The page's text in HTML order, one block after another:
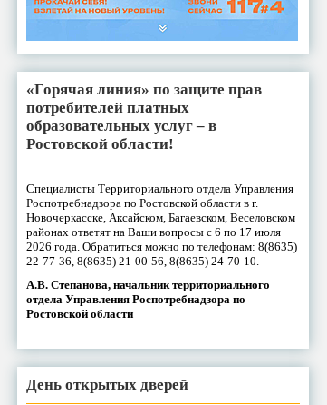
«Горячая линия» по защите прав
потребителей платных
образовательных услуг – в
Ростовской области!
Специалисты Территориального отдела Управления
Роспотребнадзора по Ростовской области в г.
Новочеркасске, Аксайском, Багаевском, Веселовском
районах ответят на Ваши вопросы с 6 по 17 июля
2026 года. Обратиться можно по телефонам: 8(8635)
22-77-36, 8(8635) 21-00-56, 8(8635) 24-70-10.
А.В. Степанова, начальник территориального
отдела Управления Роспотребнадзора по
Ростовской области
День открытых дверей